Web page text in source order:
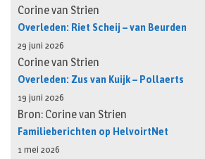
Corine van Strien
Overleden: Riet Scheij – van Beurden
29 juni 2026
Corine van Strien
Overleden: Zus van Kuijk – Pollaerts
19 juni 2026
Bron: Corine van Strien
Familieberichten op HelvoirtNet
1 mei 2026